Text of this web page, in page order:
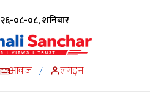
०८-०८, शनिबार
आवाज / लगइन